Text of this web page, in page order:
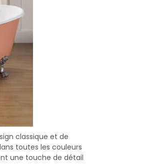
classique et de
toutes les couleurs
une touche de détail